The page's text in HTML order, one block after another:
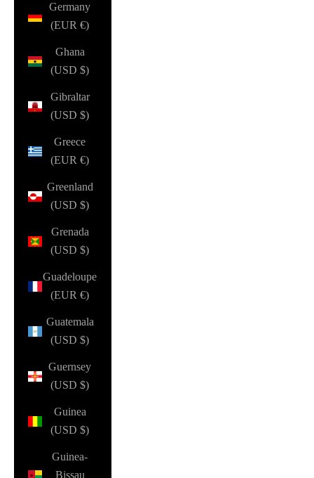
Germany
(EUR €)
Ghana
(USD $)
Gibraltar
(USD $)
Greece
(EUR €)
Greenland
(USD $)
Grenada
(USD $)
Guadeloupe
(EUR €)
Guatemala
(USD $)
Guernsey
(USD $)
Guinea
(USD $)
Guinea-
Bissau